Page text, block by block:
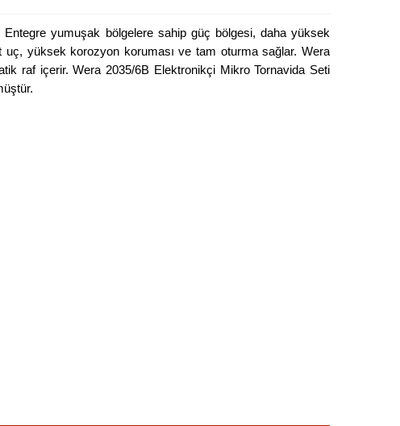
yumuşak bölgelere sahip güç bölgesi, daha yüksek
uç, yüksek korozyon koruması ve tam oturma sağlar. Wera
raf içerir. Wera 2035/6B Elektronikçi Mikro Tornavida Seti